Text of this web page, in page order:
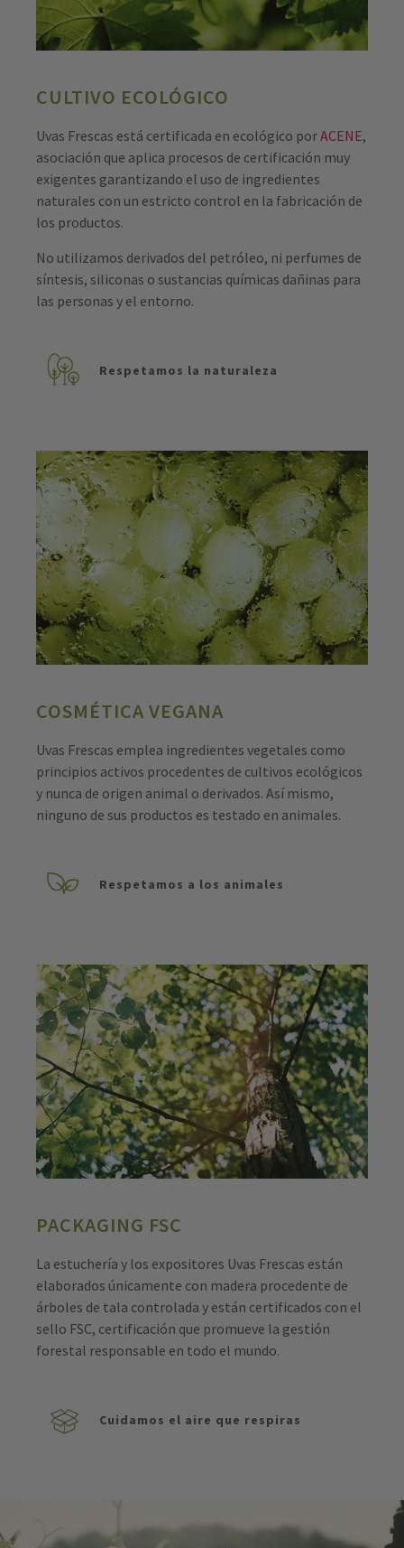
CULTIVO ECOLÓGICO
Uvas Frescas está certificada en ecológico porACENE,
asociación que aplica procesos de certificación muy
exigentes garantizando el uso de ingredientes
naturales con un estricto control en la fabricación de
los productos.
No utilizamos derivados del petróleo, ni perfumes de
síntesis, siliconas o sustancias químicas dañinas para
las personas y el entorno.
Respetamos la naturaleza
COSMÉTICA VEGANA
Uvas Frescas emplea ingredientes vegetales como
principios activos procedentes de cultivos ecológicos
y nunca de origen animal o derivados. Así mismo,
ninguno de sus productos es testado en animales.
Respetamos a los animales
PACKAGING FSC
La estuchería y los expositores Uvas Frescas están
elaborados únicamente con madera procedente de
árboles de tala controlada y están certificados con el
sello FSC, certificación que promueve la gestión
forestal responsable en todo el mundo.
Cuidamos el aire que respiras